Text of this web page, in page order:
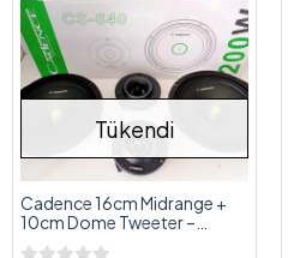
Tükendi
Cadence 16cm Midrange +
10cm Dome Tweeter –
Cadence Mid Takımı CS-640